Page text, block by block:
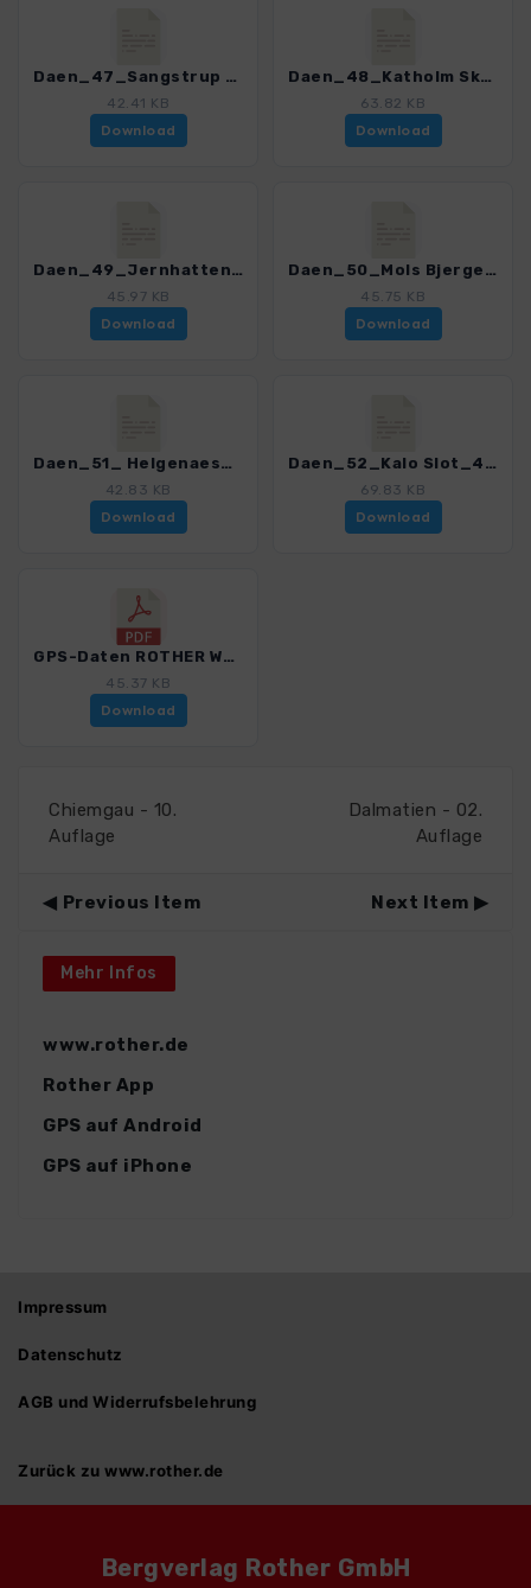
Daen_47_Sangstrup Klint_4352_3.gpx
42.41 KB
Download
Daen_48_Katholm Skov_4352_3.gpx
63.82 KB
Download
Daen_49_Jernhatten_4352_3.gpx
45.97 KB
Download
Daen_50_Mols Bjerge_4352_3.gpx
45.75 KB
Download
Daen_51_ Helgenaes_4352_3.gpx
42.83 KB
Download
Daen_52_Kalo Slot_4352_3.gpx
69.83 KB
Download
GPS-Daten ROTHER WF Daenemark - Juetland_Hinweise_4352_3.pdf
45.37 KB
Download
Chiemgau - 10.
Auflage
Dalmatien - 02.
Auflage
Previous Item Next Item
Mehr Infos
www.rother.de
Rother App
GPS auf Android
GPS auf iPhone
Impressum
Datenschutz
AGB und Widerrufsbelehrung
Zurück zu www.rother.de
Bergverlag Rother GmbH